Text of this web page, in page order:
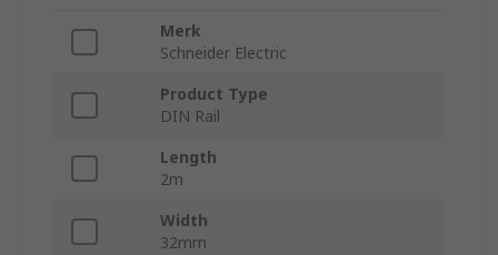
Merk
Schneider Electric
Product Type
DIN Rail
Length
2m
Width
32mm